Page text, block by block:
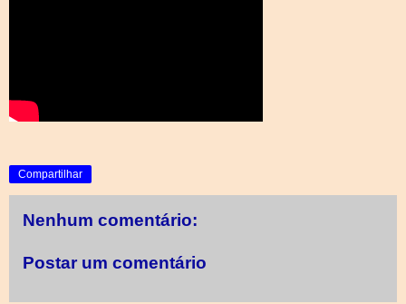
Compartilhar
Nenhum comentário:
Postar um comentário